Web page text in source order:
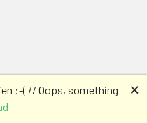
:-( // Oops, something
🗙